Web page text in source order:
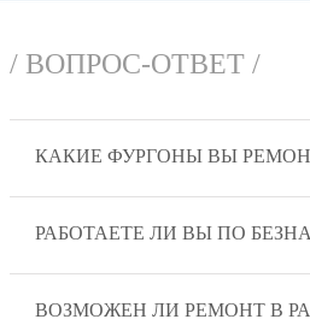
/ ВОПРОС-ОТВЕТ /
КАКИЕ ФУРГОНЫ ВЫ
РАБОТАЕТЕ ЛИ ВЫ ПО
ВОЗМОЖЕН ЛИ РЕМОНТ В